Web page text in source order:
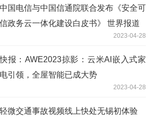
中国电信与中国信通院联合发布《安全可
信政务云一体化建设白皮书》 世界报道
2023-04-28
快报：AWE2023掠影：云米AI嵌入式家
电引领，全屋智能已成大势
2023-04-28
轻微交通事故视频线上快处无锡初体验